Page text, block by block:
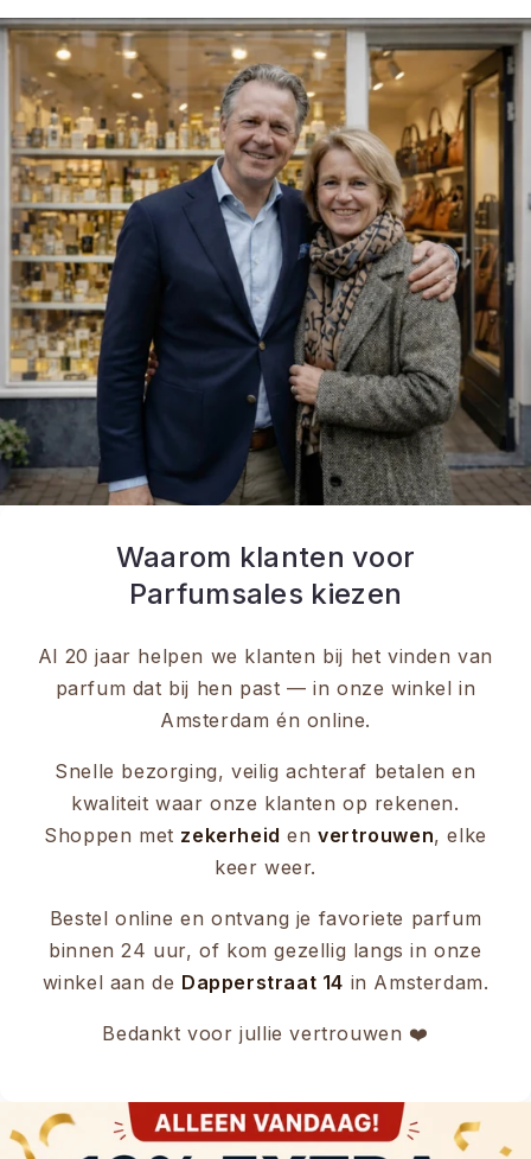
Waarom klanten voor
Parfumsales kiezen
Al 20 jaar helpen we klanten bij het vinden van
parfum dat bij hen past — in onze winkel in
Amsterdam én online.
Snelle bezorging, veilig achteraf betalen en
kwaliteit waar onze klanten op rekenen.
Shoppen met zekerheid envertrouwen, elke
keer weer.
Bestel online en ontvang je favoriete parfum
binnen 24 uur, of kom gezellig langs in onze
winkel aan de Dapperstraat 14 in Amsterdam.
Bedankt voor jullie vertrouwen ❤️